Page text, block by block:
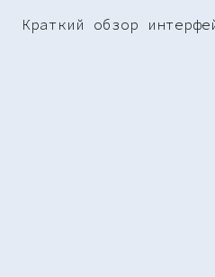
Краткий обзор